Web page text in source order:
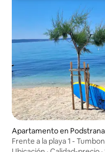
Apartamento en Podstrana
Frente a la playa 1 -